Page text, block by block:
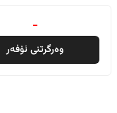
-
وەرگرتنی ئۆفەر